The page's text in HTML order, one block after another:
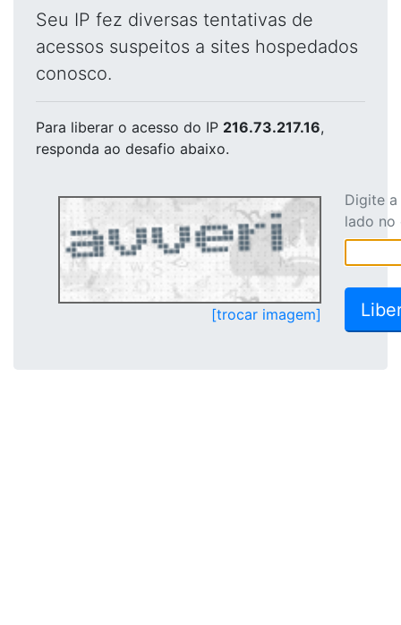
Seu IP fez diversas tentativas de
acessos suspeitos a sites hospedados
conosco.
Para liberar o acesso do IP 216.73.217.16,
responda ao desafio abaixo.
[trocar imagem]
Digite
lado no